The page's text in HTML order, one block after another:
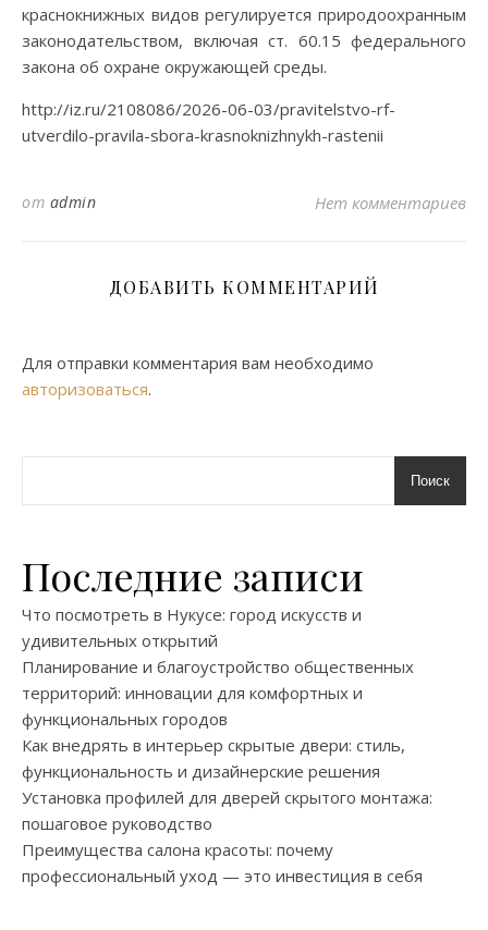
краснокнижных видов регулируется природоохранным
законодательством, включая ст. 60.15 федерального
закона об охране окружающей среды.
http://iz.ru/2108086/2026-06-03/pravitelstvo-rf-
utverdilo-pravila-sbora-krasnoknizhnykh-rastenii
от admin Нет комментариев
ДОБАВИТЬ КОММЕНТАРИЙ
Для отправки комментария вам необходимо
авторизоваться.
Поиск
Последние записи
Что посмотреть в Нукусе: город искусств и
удивительных открытий
Планирование и благоустройство общественных
территорий: инновации для комфортных и
функциональных городов
Как внедрять в интерьер скрытые двери: стиль,
функциональность и дизайнерские решения
Установка профилей для дверей скрытого монтажа:
пошаговое руководство
Преимущества салона красоты: почему
профессиональный уход — это инвестиция в себя